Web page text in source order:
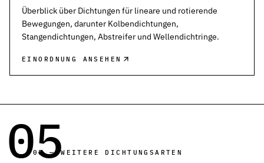
Überblick über Dichtungen für lineare und rotierende
Bewegungen, darunter Kolbendichtungen,
Stangendichtungen, Abstreifer und Wellendichtringe.
EINORDNUNG ANSEHEN
05
05 — WEITERE DICHTUNGSARTEN